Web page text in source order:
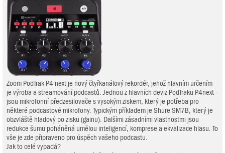
Zoom PodTrak P4 next je nový čtyřkanálový rekordér, jehož hlavním určením
je výroba a streamování podcastů. Jednou z hlavních deviz PodTraku P4next
jsou mikrofonní předzesilovače s vysokým ziskem, který je potřeba pro
některé podcastové mikrofony. Typickým příkladem je Shure SM7B, který je
obzvláště hladový po zisku (gainu). Dalšími zásadními vlastnostmi jsou
redukce šumu poháněná umělou inteligencí, komprese a ekvalizace hlasu. To
vše je zde připraveno pro úspěch vašeho podcastu.
Jak to celé vypadá?